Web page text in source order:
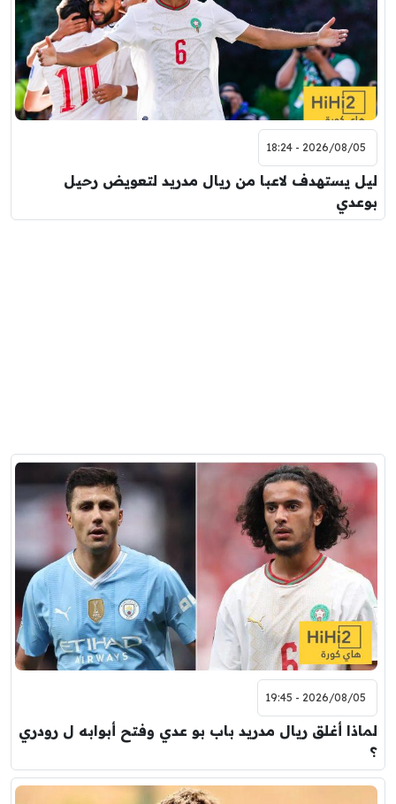
2026/08/05 - 18:24
ليل يستهدف لاعبا من ريال مدريد لتعويض رحيل
بوعدي
2026/08/05 - 19:45
لماذا أغلق ريال مدريد باب بو عدي وفتح أبوابه ل رودري
؟